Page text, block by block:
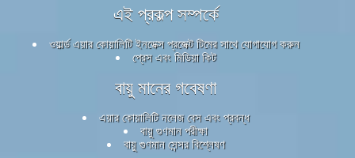
এই প্রকল্প সম্পর্কে
ওয়ার্ল্ড এয়ার কোয়ালিটি ইনডেক্স প্রজেক্ট টিমের সাথে যোগাযোগ করুন
প্রেস এবং মিডিয়া কিট
বায়ু মানের গবেষণা
এয়ার কোয়ালিটি নলেজ বেস এবং প্রবন্ধ
বায়ু গুণমান পরীক্ষা
বায়ু গুণমান সেন্সর বিশ্লেষণ